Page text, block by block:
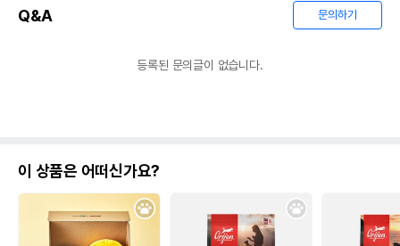
Q&A 문의하기
등록된 문의글이 없습니다.
이 상품은 어떠신가요?